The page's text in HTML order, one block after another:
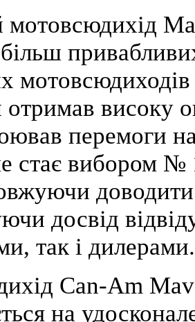
мотовсюдиходів
високу
перемоги
стає вибором №
доводити
досвід
так і дилерами.
Can-Am
на